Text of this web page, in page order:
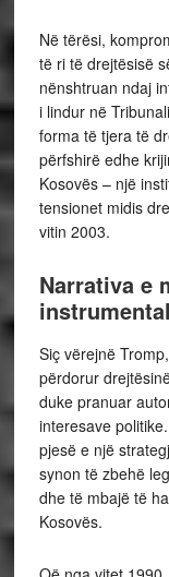
Në tërësi,
të ri të drejtësisë
nënshtruan ndaj
i lindur në
forma të tjera të
përfshirë edhe
Kosovës – një
tensionet midis
vitin 2003.
Narrativa e
Siç vërejnë
përdorur
duke pranuar
interesave
pjesë e një
synon të zbehë
dhe të mbajë të
Kosovës.